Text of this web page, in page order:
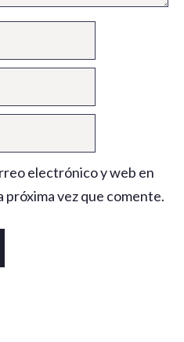
electrónico y web en
próxima vez que comente.